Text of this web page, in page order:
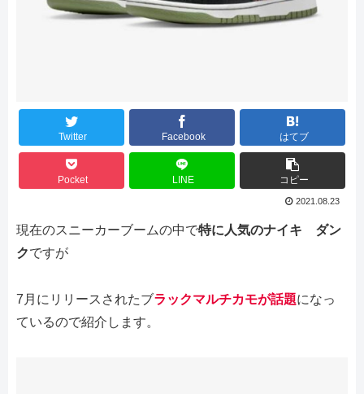
Twitter Facebook はてブ
Pocket LINE コピー
2021.08.23
現在のスニーカーブームの中で特に人気のナイキ ダン
クですが
7月にリリースされたブラックマルチカモが話題になっ
ているので紹介します。